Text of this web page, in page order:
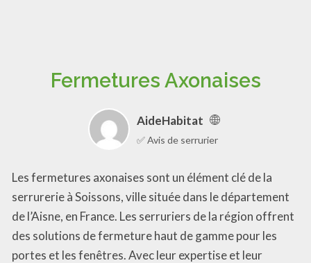
Fermetures Axonaises
AideHabitat
✅ Avis de serrurier
Les fermetures axonaises sont un élément clé de la
serrurerie à Soissons, ville située dans le département
de l’Aisne, en France. Les serruriers de la région offrent
des solutions de fermeture haut de gamme pour les
portes et les fenêtres. Avec leur expertise et leur